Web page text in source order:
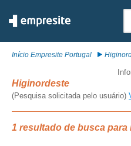
Início Empresite Portugal
Higinordeste
(Pesquisa solicitada pelo usuário)
1 resultado de busca